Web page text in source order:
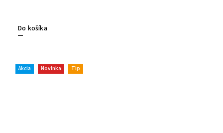
Do košíka
Akcia Novinka Tip